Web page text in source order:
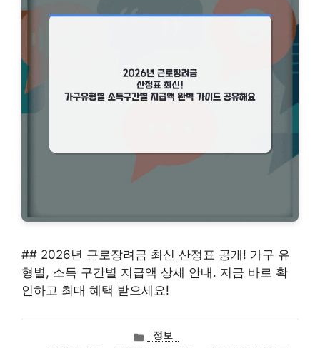
## 2026년 근로장려금 최신 산정표 공개! 가구 유
형별, 소득 구간별 지급액 상세 안내. 지금 바로 확
인하고 최대 혜택 받으세요!
카정보